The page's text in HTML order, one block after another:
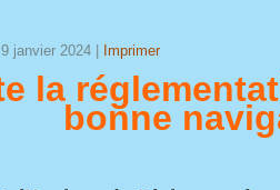
janvier 2024 Imprimer
la
bonne